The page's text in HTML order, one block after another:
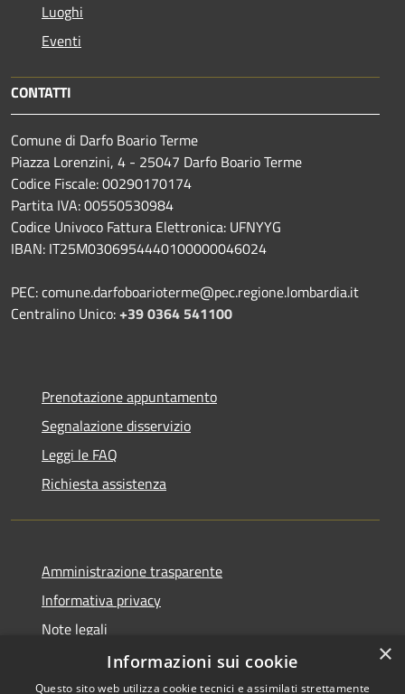
Luoghi
Eventi
CONTATTI
Comune di Darfo Boario Terme
Piazza Lorenzini, 4 - 25047 Darfo Boario Terme
Codice Fiscale: 00290170174
Partita IVA: 00550530984
Codice Univoco Fattura Elettronica: UFNYYG
IBAN: IT25M0306954440100000046024
PEC: comune.darfoboarioterme@pec.regione.lombardia.it
Centralino Unico:+39 0364 541100
Prenotazione appuntamento
Segnalazione disservizio
Leggi le FAQ
Richiesta assistenza
Amministrazione trasparente
Informativa privacy
Note legali
Dichiarazione di accessibilità
×
Informazioni sui cookie
Questo sito web utilizza cookie tecnici e assimilati strettamente